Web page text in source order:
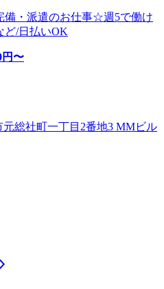
備・派遣のお仕事☆週5で働け
ど/日払いOK
円〜
総社町一丁目2番地3 MMビル